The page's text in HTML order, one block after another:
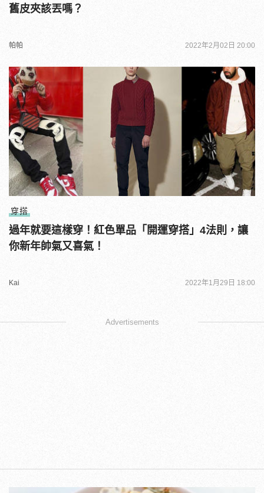
舊皮夾該丟嗎？
帕帕 2022年2月02日 20:00
穿搭
過年就要這樣穿！紅色單品「開運穿搭」4法則，讓
你新年帥氣又喜氣！
Kai 2022年1月29日 18:00
Advertisements